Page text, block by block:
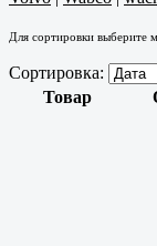
Для сортировки выберите
Сортировка:
Товар